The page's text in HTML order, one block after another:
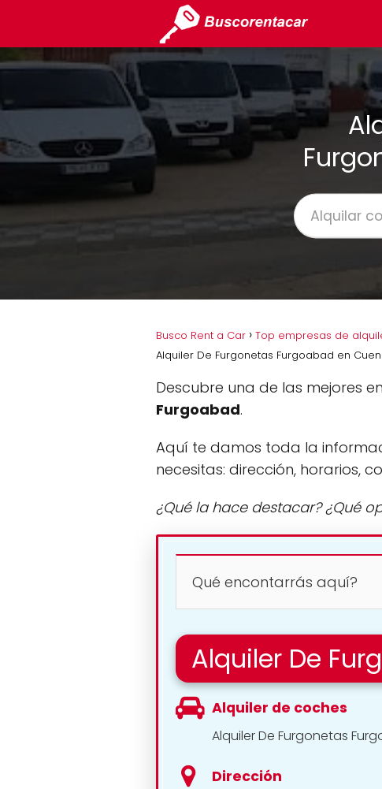
Busco Rent a Car Top empresas de
Alquiler De Furgonetas Furgoabad en
Descubre una de las mejores
Furgoabad.
Aquí te damos toda la
necesitas: dirección, horarios,
¿Qué la hace destacar? ¿Qué
Qué encontarrás aquí?
Alquiler De
Alquiler de coches
Alquiler De Furgonetas
Dirección